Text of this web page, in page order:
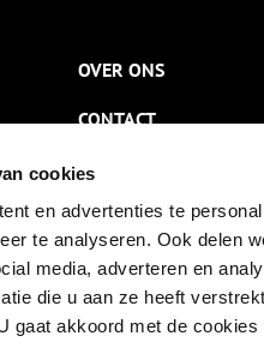
cookies
en advertenties te
te analyseren. Ook delen
media, adverteren en
die u aan ze heeft
gaat akkoord met de cookies
OVER ONS
CONTACT
NIEUWSBRIEF
DISCLAIMER
PRIVACY
TOEGANKELIJKHEID